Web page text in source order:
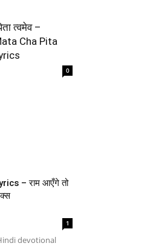
त्वमेव –
Cha Pita
0
– राम आएँगे तो
1
devotional